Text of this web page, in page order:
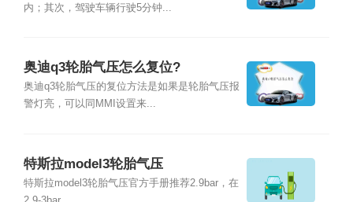
内；其次，驾驶车辆行驶5分钟...
奥迪q3轮胎气压怎么复位?
奥迪q3轮胎气压的复位方法是如果是轮胎气压报
警灯亮，可以同MMI设置来...
特斯拉model3轮胎气压
特斯拉model3轮胎气压官方手册推荐2.9bar，在